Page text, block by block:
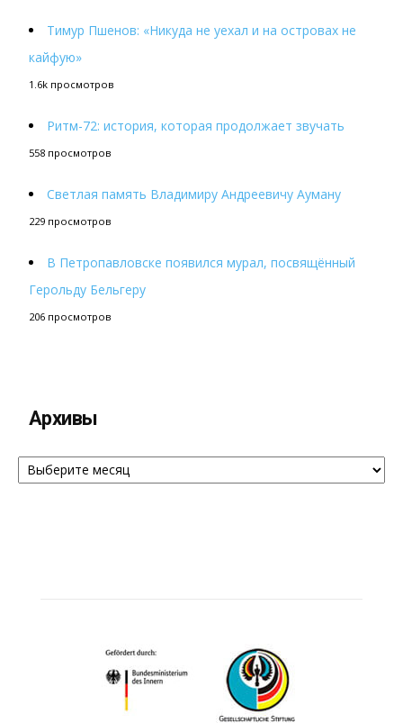
Тимур Пшенов: «Никуда не уехал и на островах не
кайфую»
1.6k просмотров
Ритм-72: история, которая продолжает звучать
558 просмотров
Светлая память Владимиру Андреевичу Ауману
229 просмотров
В Петропавловске появился мурал, посвящённый
Герольду Бельгеру
206 просмотров
Архивы
Архивы